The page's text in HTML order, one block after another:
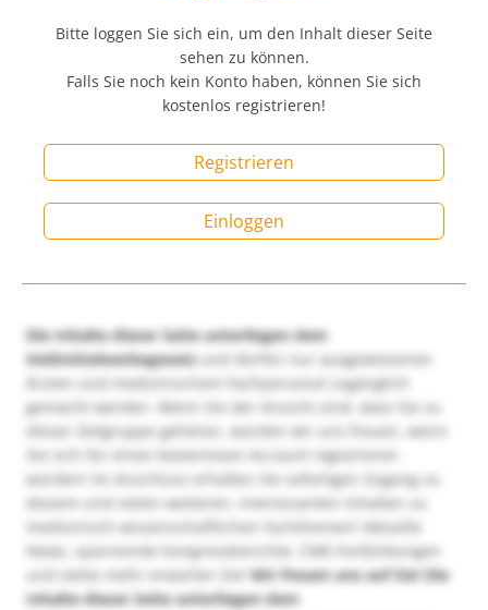
Bitte loggen Sie sich ein, um den Inhalt dieser Seite
sehen zu können.
Falls Sie noch kein Konto haben, können Sie sich
kostenlos registrieren!
Registrieren
Einloggen
Die Inhalte dieser Seite unterliegen dem
Heilmittelwerbegesetzund dürfen nur ausgewiesenen
Ärzten und medizinischem Fachpersonal zugänglich
gemacht werden. Wenn Sie der Ansicht sind, dass Sie zu
dieser Zielgruppe gehören, würden wir uns freuen, wenn
Sie sich für einen kostenlosen Account registrieren
würden! Im Anschluss erhalten Sie sofortigen Zugang zu
diesem und vielen weiteren, interessanten Inhalten zu
medizinisch-wissenschaftlichen Fachthemen! Aktuelle
News, spannende Kongressberichte, CME-Fortbildungen
und vieles mehr erwarten Sie!Wir freuen uns auf Sie! Die
Inhalte dieser Seite unterliegen dem